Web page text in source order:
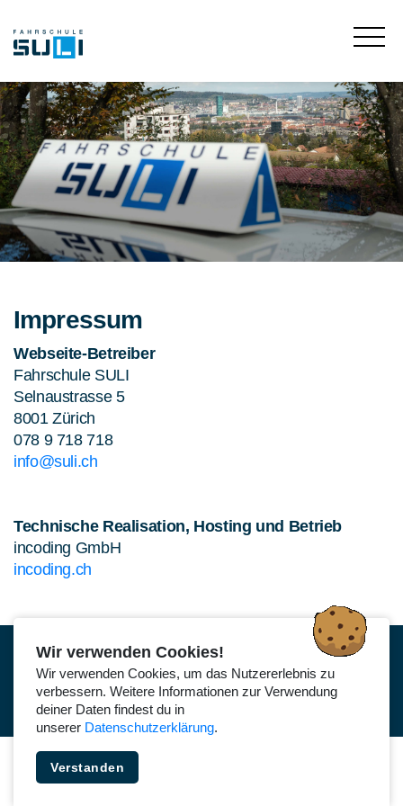
Impressum
Webseite-Betreiber
Fahrschule SULI
Selnaustrasse 5
8001 Zürich
078 9 718 718
info@suli.ch
Technische Realisation, Hosting und Betrieb
incoding GmbH
incoding.ch
Impressum
Datenschutz
©2026 Fahrschule SULI. Alle Rechte vorbehalten.
Wir verwenden Cookies!
Wir verwenden Cookies, um das Nutzererlebnis zu
verbessern. Weitere Informationen zur Verwendung
deiner Daten findest du in
unserer Datenschutzerklärung.
Verstanden